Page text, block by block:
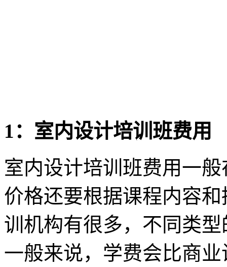
1：室内设计培训班费用
室内设计培训班费用一
价格还要根据课程内容
训机构有很多，不同类
一般来说，学费会比商